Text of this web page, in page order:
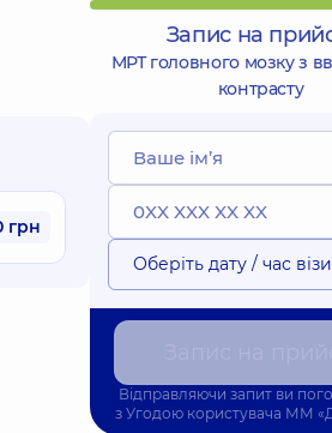
грн
Запис на
МРТ головного мозку з
контрасту
Оберіть дату / час
Відправляючи запит ви
з Угодою користувача ММ